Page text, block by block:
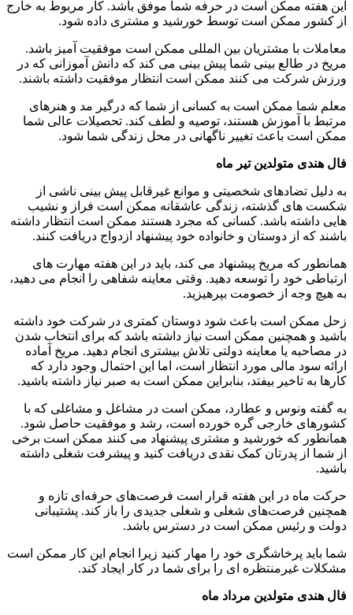
این هفته ممکن است در حرفه شما موفق باشد. کار مربوط به خارج
از کشور ممکن است توسط خورشید و مشتری داده شود.
معاملات با مشتریان بین المللی ممکن است موفقیت آمیز باشد.
مریخ در طالع بینی شما پیش بینی می کند که دانش آموزانی که در
ورزش شرکت می کنند ممکن است انتظار موفقیت داشته باشند.
معلم شما ممکن است به کسانی از شما که درگیر مد و هنرهای
مرتبط با آموزش هستند، توصیه و لطف کند. تحصیلات عالی شما
ممکن است باعث تغییر ناگهانی در محل زندگی شما شود.
فال هندی متولدین تیر ماه
به دلیل تضادهای شخصیتی و موانع غیرقابل پیش بینی ناشی از
شکست های گذشته، زندگی عاشقانه ممکن است فراز و نشیب
هایی داشته باشد. کسانی که مجرد هستند ممکن است انتظار داشته
باشند که از دوستان و خانواده خود پیشنهاد ازدواج دریافت کنند.
همانطور که مریخ پیشنهاد می کند، باید در این هفته مهارت های
ارتباطی خود را توسعه دهید. وقتی معاینه شفاهی را انجام می دهید،
به هیچ وجه از خصومت بپرهیزید.
زحل ممکن است باعث شود دوستان کمتری در شرکت خود داشته
باشید و همچنین ممکن است نیاز داشته باشد که برای انتخاب شدن
در مصاحبه یا معاینه دولتی تلاش بیشتری انجام دهید. مریخ آماده
ارائه سود مالی مورد انتظار است، اما این احتمال وجود دارد که
کارها به تاخیر بیفتد، بنابراین ممکن است به صبر نیاز داشته باشید.
به گفته ونوس و عطارد، ممکن است در مشاغل و مشاغلی که با
کشورهای خارجی گره خورده است، رشد و موفقیت حاصل شود.
همانطور که خورشید و مشتری پیشنهاد می کنند ممکن است برخی
از شما از پدرتان کمک نقدی دریافت کنید و پیشرفت شغلی داشته
باشید.
حرکت ماه در این هفته قرار است فرصت‌های حرفه‌ای تازه و
همچنین فرصت‌های شغلی و شغلی جدیدی را باز کند. پشتیبانی
دولت و رئیس ممکن است در دسترس باشد.
شما باید پرخاشگری خود را مهار کنید زیرا انجام این کار ممکن است
مشکلات غیرمنتظره ای را برای شما در کار ایجاد کند.
فال هندی متولدین مرداد ماه